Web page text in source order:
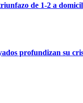
de 1-2 a
profundizan su